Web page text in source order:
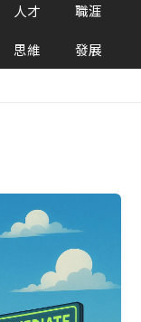
人才
思維
職涯
發展